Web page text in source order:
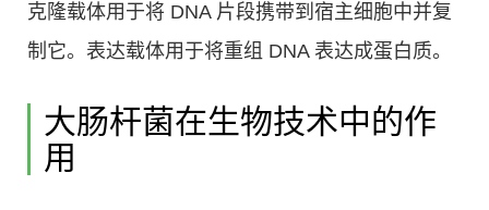
克隆载体用于将 DNA 片段携带到宿主细胞中并复
制它。表达载体用于将重组 DNA 表达成蛋白质。
大肠杆菌在生物技术中的作
用